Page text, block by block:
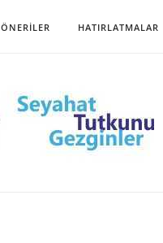
ÖNERILER HATIRLATMALAR